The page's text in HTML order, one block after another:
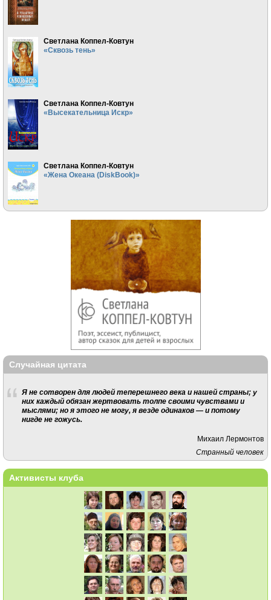
Светлана Коппел-Ковтун
«Сквозь тень»
Светлана Коппел-Ковтун
«Высекательница Искр»
Светлана Коппел-Ковтун
«Жена Океана (DiskBook)»
Случайная цитата
Я не сотворен для людей теперешнего века и нашей страны; у
них каждый обязан жертвовать толпе своими чувствами и
мыслями; но я этого не могу, я везде одинаков — и потому
нигде не гожусь.
Михаил Лермонтов
Странный человек
Активисты клуба